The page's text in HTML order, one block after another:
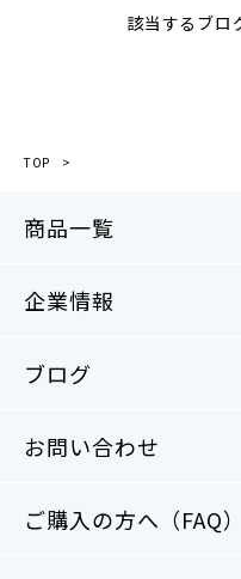
該当するブロ
TOP
商品一覧
企業情報
ブログ
お問い合わせ
ご購入の方へ（FAQ）